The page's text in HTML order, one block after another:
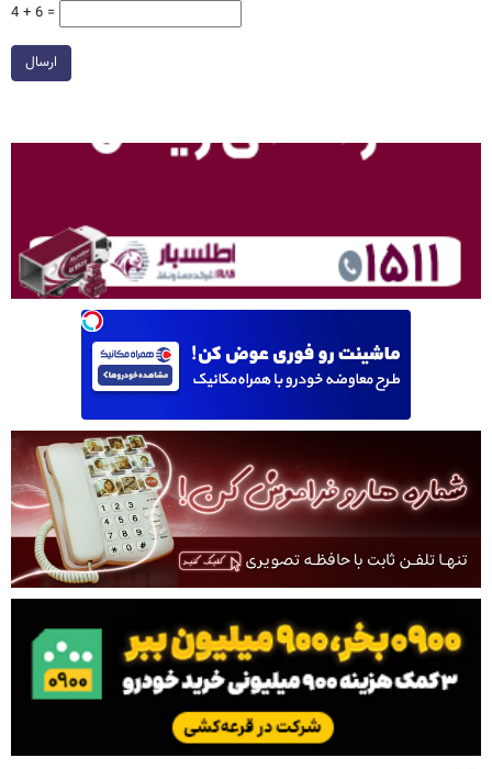
4 + 6 =
ارسال